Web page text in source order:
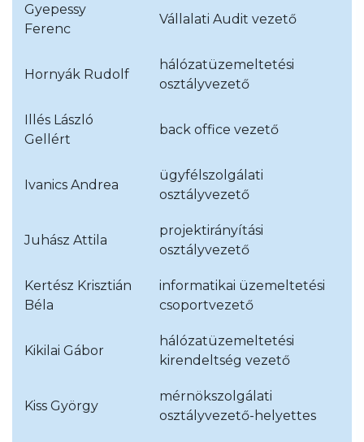
Gyepessy
Ferenc
Vállalati Audit vezető
Hornyák Rudolf
hálózatüzemeltetési
osztályvezető
Illés László
Gellért
back office vezető
Ivanics Andrea
ügyfélszolgálati
osztályvezető
Juhász Attila
projektirányítási
osztályvezető
Kertész Krisztián
Béla
informatikai üzemeltetési
csoportvezető
Kikilai Gábor
hálózatüzemeltetési
kirendeltség vezető
Kiss György
mérnökszolgálati
osztályvezető-helyettes